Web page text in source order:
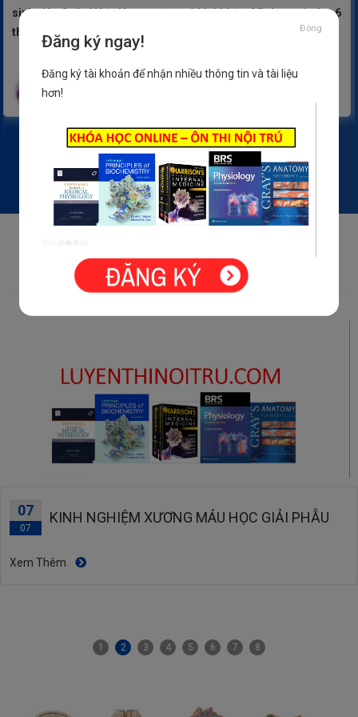
sinh viên Quân Y hệ dân sự cũng có khó khăn. Mình quyết tâm 6
tháng cuối và năm 2019 đỗ bác sĩ nội trú .
NGUYỄN.T.HÀ
Top 100
TÀI LIỆU ÔN THI NỘI TRÚ
07
07
KINH NGHIỆM XƯƠNG MÁU HỌC GIẢI PHẪU
blog-paragraph
Xem Thêm
1 2 3 4 5 6 7 8
Đóng
Đăng ký ngay!
Đăng ký tài khoản để nhận nhiều thông tin và tài liệu
hơn!